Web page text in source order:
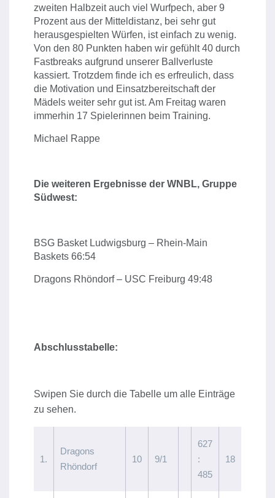
zweiten Halbzeit auch viel Wurfpech, aber 9
Prozent aus der Mitteldistanz, bei sehr gut
herausgespielten Würfen, ist einfach zu wenig.
Von den 80 Punkten haben wir gefühlt 40 durch
Fastbreaks aufgrund unserer Ballverluste
kassiert. Trotzdem finde ich es erfreulich, dass
die Motivation und Einsatzbereitschaft der
Mädels weiter sehr gut ist. Am Freitag waren
immerhin 17 Spielerinnen beim Training.
Michael Rappe
Die weiteren Ergebnisse der WNBL, Gruppe
Südwest:
BSG Basket Ludwigsburg – Rhein-Main
Baskets 66:54
Dragons Rhöndorf – USC Freiburg 49:48
Abschlusstabelle:
1.
Dragons
Rhöndorf
10 9/1
627
:
485
18